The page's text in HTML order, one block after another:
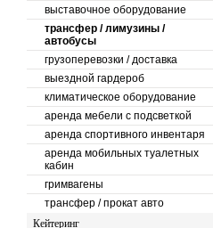
выставочное оборудование
трансфер / лимузины /
автобусы
грузоперевозки / доставка
выездной гардероб
климатическое оборудование
аренда мебели с подсветкой
аренда спортивного инвентаря
аренда мобильных туалетных
кабин
гримвагены
трансфер / прокат авто
Кейтеринг